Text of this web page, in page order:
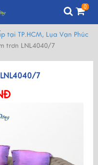
0
tại TP.HCM, Lụa Vạn Phúc
trơn LNL4040/7
7